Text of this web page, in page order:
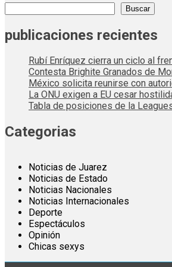
Buscar
publicaciones recientes
Rubí Enríquez cierra un ciclo al
Contesta Brighite Granados de
México solicita reunirse con
La ONU exigen a EU cesar
Tabla de posiciones de la
Categorias
Noticias de Juarez
Noticias de Estado
Noticias Nacionales
Noticias Internacionales
Deporte
Espectáculos
Opinión
Chicas sexys